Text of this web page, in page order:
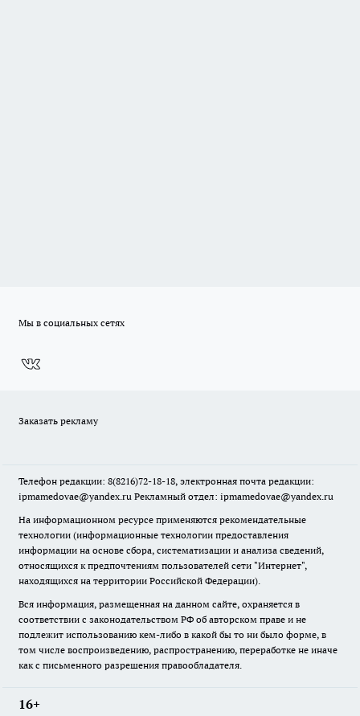
Мы в социальных сетях
Заказать рекламу
Телефон редакции: 8(8216)72-18-18, электронная почта редакции:
ipmamedovae@yandex.ru Рекламный отдел: ipmamedovae@yandex.ru
На информационном ресурсе применяются рекомендательные
технологии (информационные технологии предоставления
информации на основе сбора, систематизации и анализа сведений,
относящихся к предпочтениям пользователей сети "Интернет",
находящихся на территории Российской Федерации).
Вся информация, размещенная на данном сайте, охраняется в
соответствии с законодательством РФ об авторском праве и не
подлежит использованию кем-либо в какой бы то ни было форме, в
том числе воспроизведению, распространению, переработке не иначе
как с письменного разрешения правообладателя.
16+